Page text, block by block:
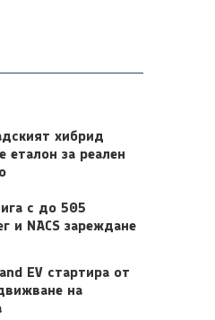
хибрид
за реален
с до 505
и NACS зареждане
EV стартира от
на